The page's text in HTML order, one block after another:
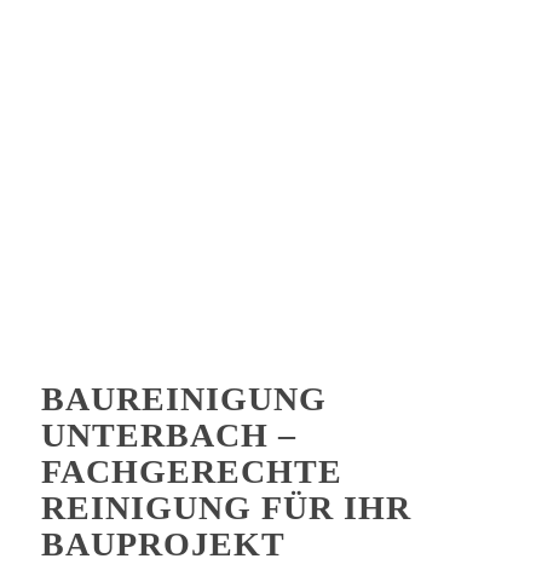
BAUREINIGUNG
UNTERBACH –
FACHGERECHTE
REINIGUNG FÜR IHR
BAUPROJEKT